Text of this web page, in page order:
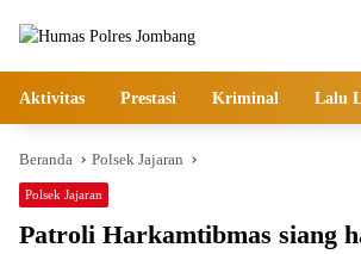
Aktivitas Prestasi Kriminal Lalu
Beranda Polsek Jajaran
Polsek Jajaran
Patroli Harkamtibmas siang